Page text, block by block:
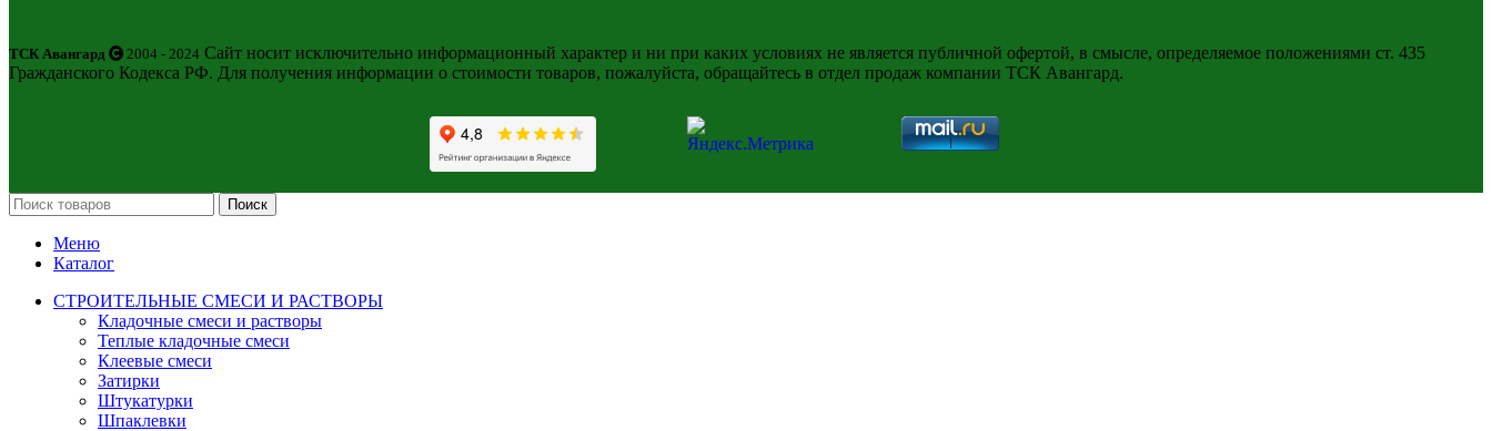
ТСК Авангард 2004 - 2024 Сайт носит исключительно информационный характер и ни при каких условиях не является публичной офертой, в смысле, определяемое положениями ст. 435
Гражданского Кодекса РФ. Для получения информации о стоимости товаров, пожалуйста, обращайтесь в отдел продаж компании ТСК Авангард.
Поиск
Меню
Каталог
СТРОИТЕЛЬНЫЕ СМЕСИ И РАСТВОРЫ
Кладочные смеси и растворы
Теплые кладочные смеси
Клеевые смеси
Затирки
Штукатурки
Шпаклевки